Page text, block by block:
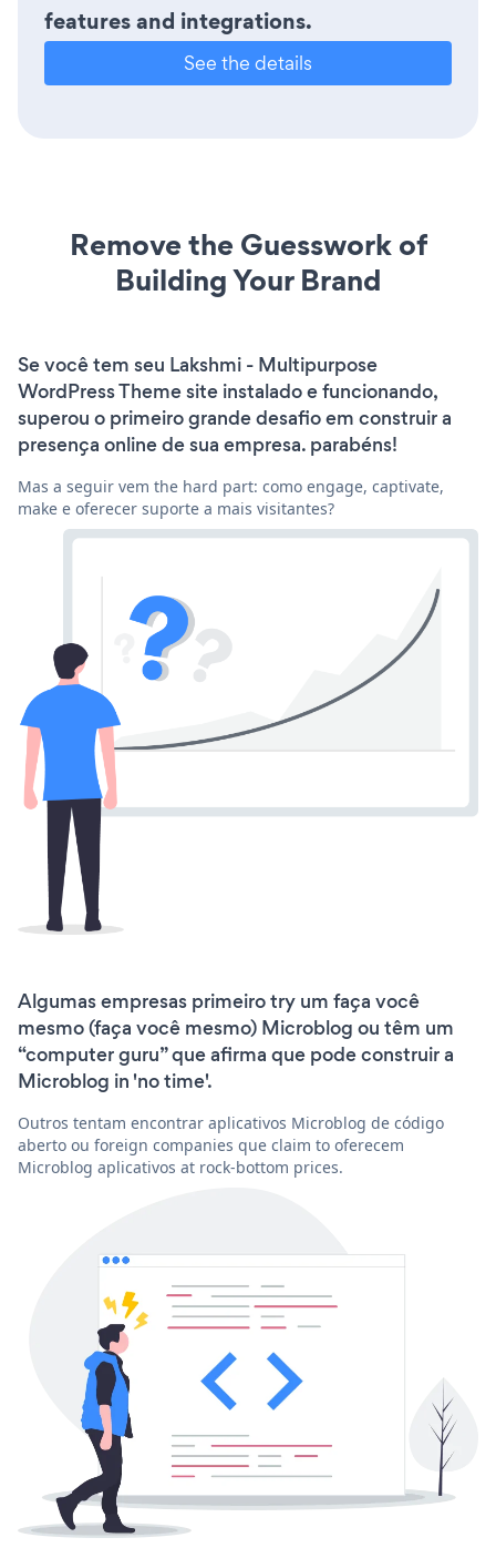
features and integrations.
See the details
Remove the Guesswork of
Building Your Brand
Se você tem seu Lakshmi - Multipurpose
WordPress Theme site instalado e funcionando,
superou o primeiro grande desafio em construir a
presença online de sua empresa. parabéns!
Mas a seguir vem the hard part: como engage, captivate,
make e oferecer suporte a mais visitantes?
Algumas empresas primeiro try um faça você
mesmo (faça você mesmo) Microblog ou têm um
“computer guru” que afirma que pode construir a
Microblog in 'no time'.
Outros tentam encontrar aplicativos Microblog de código
aberto ou foreign companies que claim to oferecem
Microblog aplicativos at rock-bottom prices.